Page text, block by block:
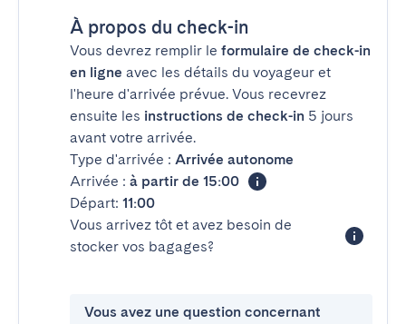
À propos du check-in
Vous devrez remplir le formulaire de check-in
en ligne avec les détails du voyageur et
l'heure d'arrivée prévue. Vous recevrez
ensuite les instructions de check-in 5 jours
avant votre arrivée.
Type d'arrivée : Arrivée autonome
Arrivée : à partir de 15:00
Départ: 11:00
Vous arrivez tôt et avez besoin de
stocker vos bagages?
Vous avez une question concernant